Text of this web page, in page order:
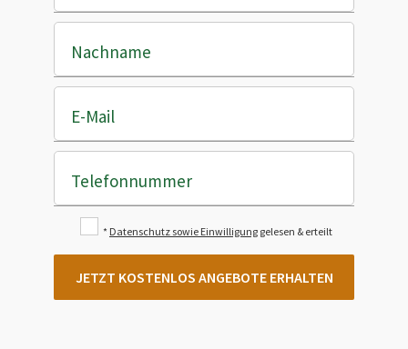
Nachname
E-Mail
Telefonnummer
* Datenschutz sowie Einwilligung gelesen & erteilt
JETZT KOSTENLOS ANGEBOTE ERHALTEN